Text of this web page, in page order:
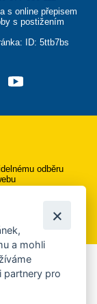
s online přepisem
s postižením
ID: 5ttb7bs
odběru
na
a mohli
partnery pro